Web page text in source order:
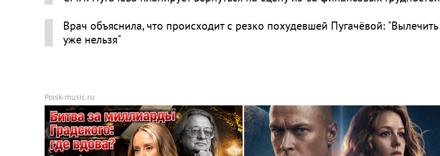
Врач объяснила, что происходит с резко похудевшей Пугачёвой: "Вылечить
уже нельзя"
Poisk-music.ru